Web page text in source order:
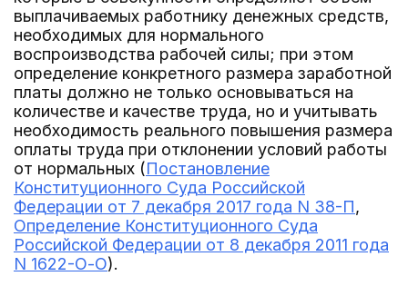
выплачиваемых работнику денежных средств,
необходимых для нормального
воспроизводства рабочей силы; при этом
определение конкретного размера заработной
платы должно не только основываться на
количестве и качестве труда, но и учитывать
необходимость реального повышения размера
оплаты труда при отклонении условий работы
от нормальных (Постановление
Конституционного Суда Российской
Федерации от 7 декабря 2017 года N 38-П,
Определение Конституционного Суда
Российской Федерации от 8 декабря 2011 года
N 1622-О-О).